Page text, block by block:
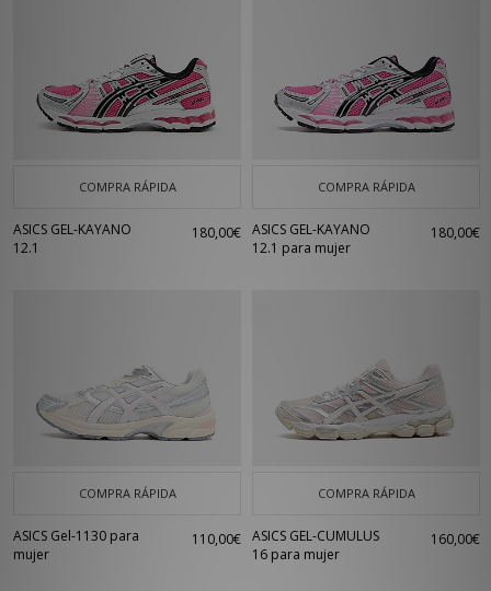
COMPRA RÁPIDA
ASICS GEL-KAYANO
12.1
180,00€
COMPRA RÁPIDA
ASICS GEL-KAYANO
12.1 para mujer
180,00€
COMPRA RÁPIDA
ASICS Gel-1130 para
mujer
110,00€
COMPRA RÁPIDA
ASICS GEL-CUMULUS
16 para mujer
160,00€